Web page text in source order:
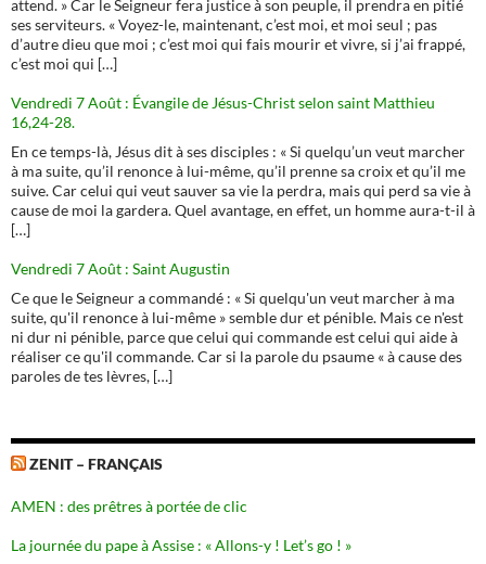
attend. » Car le Seigneur fera justice à son peuple, il prendra en pitié
ses serviteurs. « Voyez-le, maintenant, c’est moi, et moi seul ; pas
d’autre dieu que moi ; c’est moi qui fais mourir et vivre, si j’ai frappé,
c’est moi qui […]
Vendredi 7 Août : Évangile de Jésus-Christ selon saint Matthieu
16,24-28.
En ce temps-là, Jésus dit à ses disciples : « Si quelqu’un veut marcher
à ma suite, qu’il renonce à lui-même, qu’il prenne sa croix et qu’il me
suive. Car celui qui veut sauver sa vie la perdra, mais qui perd sa vie à
cause de moi la gardera. Quel avantage, en effet, un homme aura-t-il à
[…]
Vendredi 7 Août : Saint Augustin
Ce que le Seigneur a commandé : « Si quelqu'un veut marcher à ma
suite, qu'il renonce à lui-même » semble dur et pénible. Mais ce n'est
ni dur ni pénible, parce que celui qui commande est celui qui aide à
réaliser ce qu'il commande. Car si la parole du psaume « à cause des
paroles de tes lèvres, […]
ZENIT – FRANÇAIS
AMEN : des prêtres à portée de clic
La journée du pape à Assise : « Allons-y ! Let’s go ! »